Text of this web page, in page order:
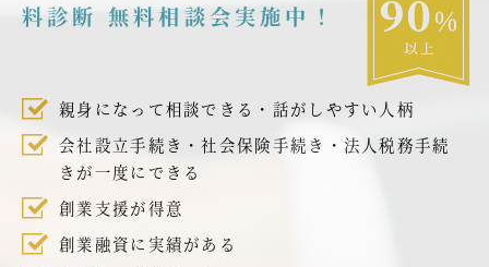
料診断 無料相談会実施中！
親身になって相談できる・話がしやすい人柄
会社設立手続き・社会保険手続き・法人税務手続
きが一度にできる
創業支援が得意
創業融資に実績がある